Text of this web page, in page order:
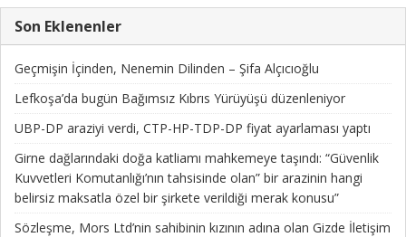
Son Eklenenler
Geçmişin İçinden, Nenemin Dilinden – Şifa Alçıcıoğlu
Lefkoşa’da bugün Bağımsız Kıbrıs Yürüyüşü düzenleniyor
UBP-DP araziyi verdi, CTP-HP-TDP-DP fiyat ayarlaması yaptı
Girne dağlarındaki doğa katliamı mahkemeye taşındı: “Güvenlik
Kuvvetleri Komutanlığı’nın tahsisinde olan” bir arazinin hangi
belirsiz maksatla özel bir şirkete verildiği merak konusu”
Sözleşme, Mors Ltd’nin sahibinin kızının adına olan Gizde İletişim